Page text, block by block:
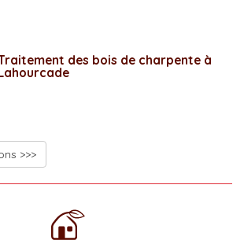
des bois de charpente à
>>>